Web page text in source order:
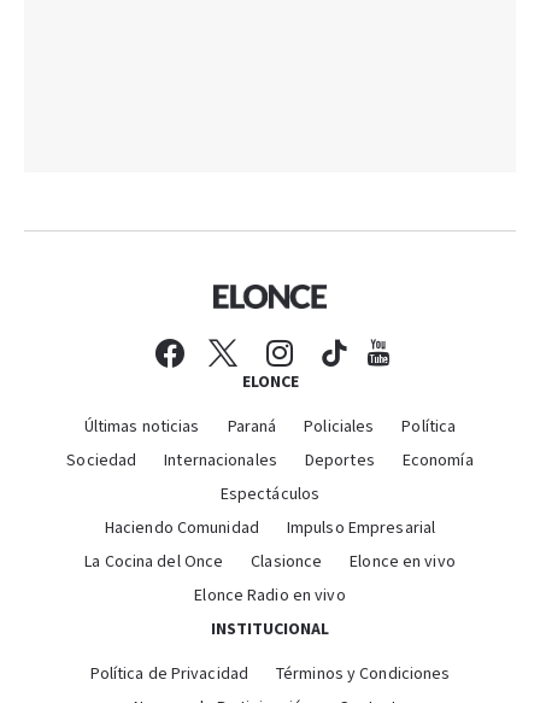
ELONCE
Últimas noticias Paraná Policiales
Política
Sociedad
Internacionales Deportes
Economía
Espectáculos
Haciendo Comunidad
Impulso Empresarial
La Cocina del Once
Clasionce
Elonce en vivo
Elonce Radio en vivo
INSTITUCIONAL
Política de Privacidad
Términos y Condiciones